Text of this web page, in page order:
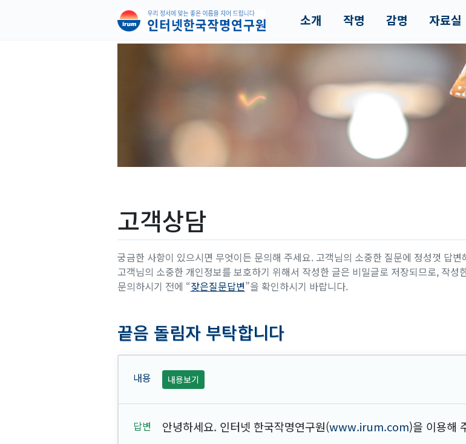
소개 작명 감명 자료실
고객상담
궁금한 사항이 있으시면 무엇이든 문의해 주세요. 고객님의 소중한 질문에 정성껏 답변
고객님의 소중한 개인정보를 보호하기 위해서 작성한 글은 비밀글로 저장되므로, 작
문의하시기 전에 “잦은질문답변”을 확인하시기 바랍니다.
끝음 돌림자 부탁합니다
내용보기
안녕하세요. 인터넷 한국작명연구원(www.irum.com)을 이용해